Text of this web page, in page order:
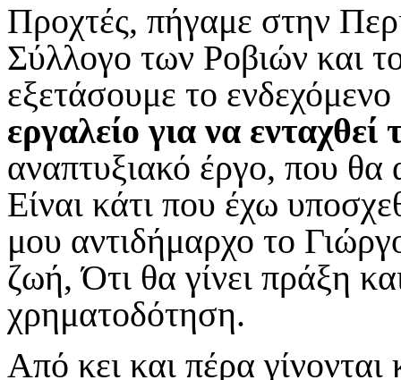
Προχτές, πήγαμε στην
Σύλλογο των Ροβιών και
εξετάσουμε το
εργαλείο για να
αναπτυξιακό έργο, που θα
Είναι κάτι που έχω
μου αντιδήμαρχο το
ζωή, Ότι θα γίνει πράξη
χρηματοδότηση.
Από κει και πέρα